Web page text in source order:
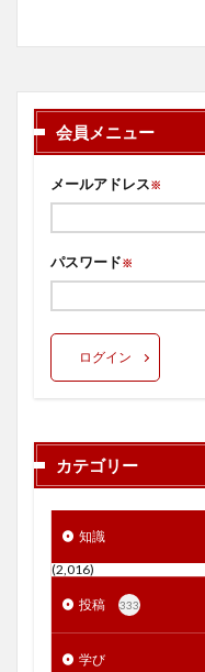
会員メニュー
メールアドレス※
パスワード※
ログイン
カテゴリー
知識
(2,016)
投稿 333
学び